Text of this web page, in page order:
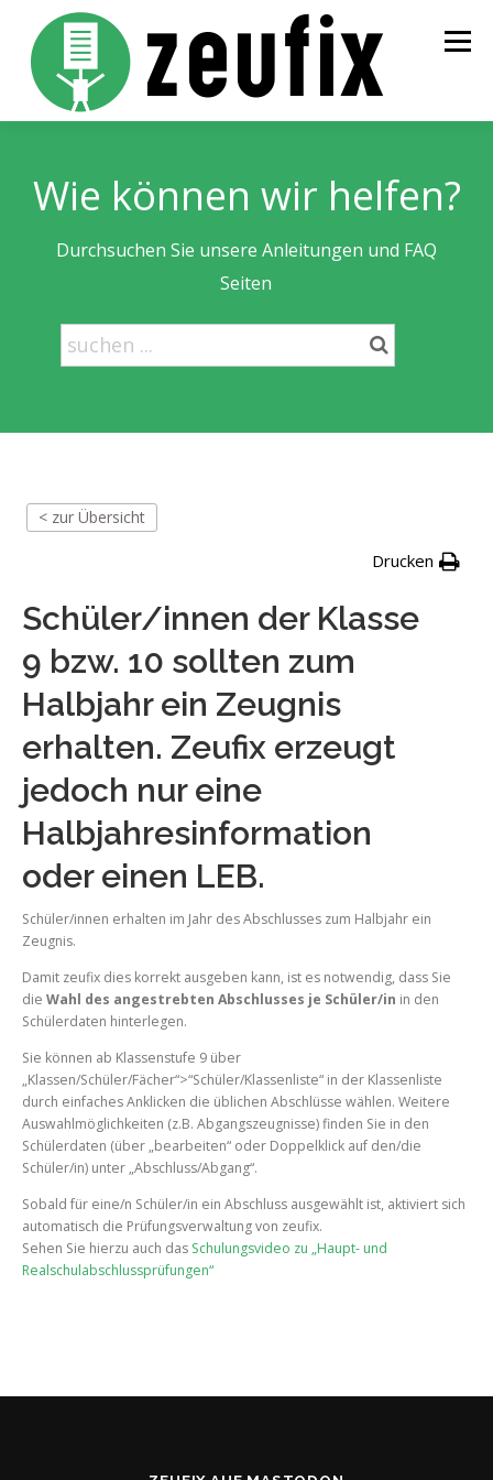
springen
Menü
KONTAKT LOGIN
Wie können wir helfen?
Durchsuchen Sie unsere Anleitungen und FAQ
Seiten
< zur Übersicht
Drucken
Schüler/innen der Klasse
9 bzw. 10 sollten zum
Halbjahr ein Zeugnis
erhalten. Zeufix erzeugt
jedoch nur eine
Halbjahresinformation
oder einen LEB.
Schüler/innen erhalten im Jahr des Abschlusses zum Halbjahr ein
Zeugnis.
Damit zeufix dies korrekt ausgeben kann, ist es notwendig, dass Sie
die Wahl des angestrebten Abschlusses je Schüler/in in den
Schülerdaten hinterlegen.
Sie können ab Klassenstufe 9 über
„Klassen/Schüler/Fächer“>“Schüler/Klassenliste“ in der Klassenliste
durch einfaches Anklicken die üblichen Abschlüsse wählen. Weitere
Auswahlmöglichkeiten (z.B. Abgangszeugnisse) finden Sie in den
Schülerdaten (über „bearbeiten“ oder Doppelklick auf den/die
Schüler/in) unter „Abschluss/Abgang“.
Sobald für eine/n Schüler/in ein Abschluss ausgewählt ist, aktiviert sich
automatisch die Prüfungsverwaltung von zeufix.
Sehen Sie hierzu auch das Schulungsvideo zu „Haupt- und
Realschulabschlussprüfungen“